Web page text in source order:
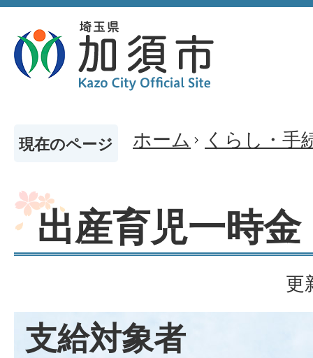
現在のページ ホーム くらし・手
出産育児一時金
更
支給対象者